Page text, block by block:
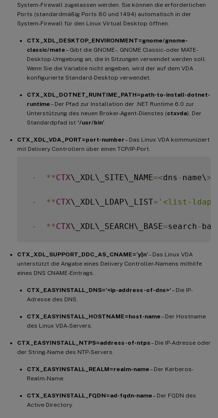
System-Firewall zugelassen werden. Sie können die erforderlichen
Ports (standardmäßig Ports 80 und 1494) automatisch in der
System-Firewall für den Linux Virtual Desktop öffnen.
CTX_XDL_DESKTOP_ENVIRONMENT=gnome/gnome-
classic/mate– Gibt die GNOME-, GNOME Classic- oder MATE-
Desktop-Umgebung an, die in Sitzungen verwendet werden soll.
Wenn Sie die Variable nicht angeben, wird der auf dem VDA
konfigurierte Standard-Desktop verwendet.
CTX_XDL_DOTNET_RUNTIME_PATH=path-to-install-dotnet-
runtime– Der Pfad zur Installation der .NET Runtime 6.0 zur
Unterstützung des neuen Broker-Agent-Dienstes (ctxvda). Der
Standardpfad ist ‘/usr/bin’.
CTX_XDL_VDA_PORT=port-number– Das Linux VDA kommuniziert
mit Delivery Controllern über einen TCP/IP-Port.
- **CTX\_XDL\_SITE\_NAME=<dns - name\>
- **CTX\_XDL\_LDAP\_LIST= '<list-ldap-
- **CTX\_XDL\_SEARCH\_BASE=search -
CTX_XDL_SUPPORT_DDC_AS_CNAME=’y|n’– Das Linux VDA
unterstützt die Angabe eines Delivery Controller-Namens mithilfe
eines DNS CNAME-Eintrags.
CTX_EASYINSTALL_DNS=’<ip-address-of-dns>‘– Die IP-
Adresse des DNS.
CTX_EASYINSTALL_HOSTNAME=host-name– Der Hostname
des Linux VDA-Servers.
CTX_EASYINSTALL_NTPS=address-of-ntps– Die IP-Adresse oder
der String-Name des NTP-Servers.
CTX_EASYINSTALL_REALM=realm-name– Der Kerberos-
Realm-Name.
CTX_EASYINSTALL_FQDN=ad-fqdn-name– Der FQDN des
Active Directory.